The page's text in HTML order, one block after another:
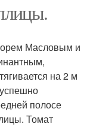
Масловым и
на 2 м
полосе
Томат